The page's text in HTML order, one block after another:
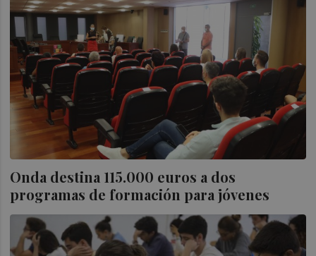
Onda destina 115.000 euros a dos
programas de formación para jóvenes